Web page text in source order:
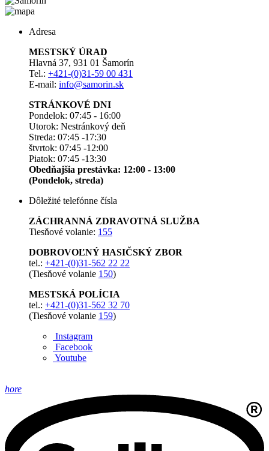
Adresa
MESTSKÝ ÚRAD
Hlavná 37, 931 01 Šamorín
Tel.: +421-(0)31-59 00 431
E-mail: info@samorin.sk
STRÁNKOVÉ DNI
Pondelok: 07:45 - 16:00
Utorok: Nestránkový deň
Streda: 07:45 -17:30
štvrtok: 07:45 -12:00
Piatok: 07:45 -13:30
Obedňajšia prestávka: 12:00 - 13:00
(Pondelok, streda)
Dôležité telefónne čísla
ZÁCHRANNÁ ZDRAVOTNÁ SLUŽBA
Tiesňové volanie: 155
DOBROVOĽNÝ HASIČSKÝ ZBOR
tel.: +421-(0)31-562 22 22
(Tiesňové volanie 150)
MESTSKÁ POLÍCIA
tel.: +421-(0)31-562 32 70
(Tiesňové volanie 159)
Instagram
Facebook
Youtube
hore